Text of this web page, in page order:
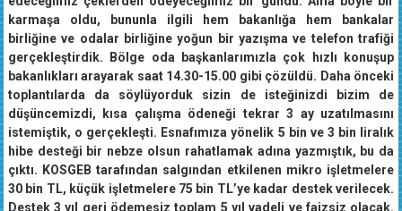
edeceğimiz çeklerden ödeyeceğimiz bir gündü. Ama böyle bir
karmaşa oldu, bununla ilgili hem bakanlığa hem bankalar
birliğine ve odalar birliğine yoğun bir yazışma ve telefon trafiği
gerçekleştirdik. Bölge oda başkanlarımızla çok hızlı konuşup
bakanlıkları arayarak saat 14.30-15.00 gibi çözüldü. Daha önceki
toplantılarda da söylüyorduk sizin de isteğinizdi bizim de
düşüncemizdi, kısa çalışma ödeneği tekrar 3 ay uzatılmasını
istemiştik, o gerçekleşti. Esnafımıza yönelik 5 bin ve 3 bin liralık
hibe desteği bir nebze olsun rahatlamak adına yazmıştık, bu da
çıktı. KOSGEB tarafından salgından etkilenen mikro işletmelere
30 bin TL, küçük işletmelere 75 bin TL’ye kadar destek verilecek.